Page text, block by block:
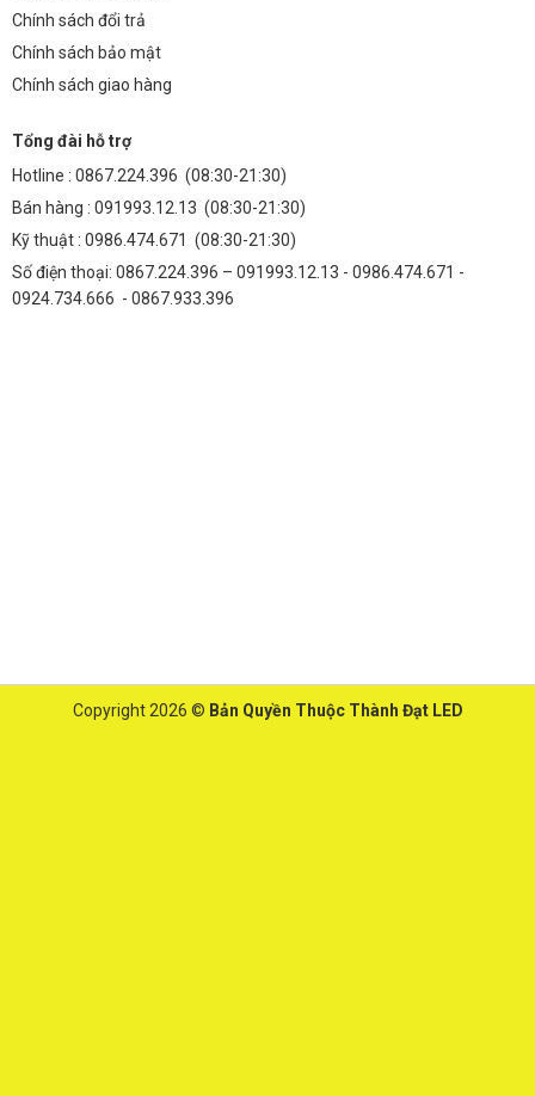
Chính sách đổi trả
Chính sách bảo mật
Chính sách giao hàng
Tổng đài hỗ trợ
Hotline : 0867.224.396 (08:30-21:30)
Bán hàng : 091993.12.13 (08:30-21:30)
Kỹ thuật : 0986.474.671 (08:30-21:30)
Số điện thoại: 0867.224.396 – 091993.12.13 - 0986.474.671 -
0924.734.666 - 0867.933.396
Copyright 2026 © Bản Quyền Thuộc Thành Đạt LED